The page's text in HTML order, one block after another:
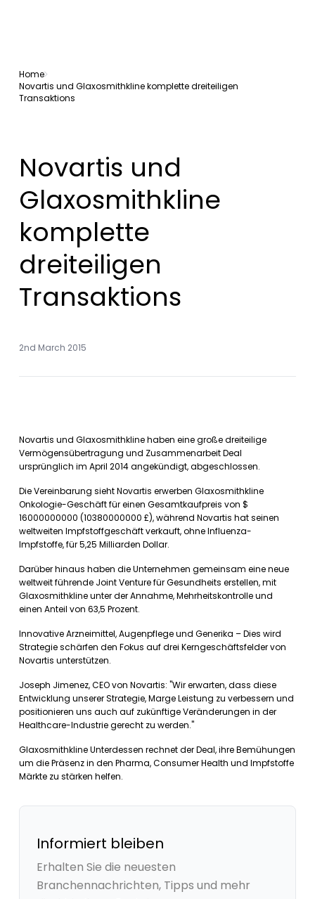
Home
Novartis und Glaxosmithkline komplette dreiteiligen
Transaktions
Novartis und
Glaxosmithkline
komplette
dreiteiligen
Transaktions
2nd March 2015
Novartis und Glaxosmithkline haben eine große dreiteilige
Vermögensübertragung und Zusammenarbeit Deal
ursprünglich im April 2014 angekündigt, abgeschlossen.
Die Vereinbarung sieht Novartis erwerben Glaxosmithkline
Onkologie-Geschäft für einen Gesamtkaufpreis von $
16000000000 (10380000000 £), während Novartis hat seinen
weltweiten Impfstoffgeschäft verkauft, ohne Influenza-
Impfstoffe, für 5,25 Milliarden Dollar.
Darüber hinaus haben die Unternehmen gemeinsam eine neue
weltweit führende Joint Venture für Gesundheits erstellen, mit
Glaxosmithkline unter der Annahme, Mehrheitskontrolle und
einen Anteil von 63,5 Prozent.
Innovative Arzneimittel, Augenpflege und Generika – Dies wird
Strategie schärfen den Fokus auf drei Kerngeschäftsfelder von
Novartis unterstützen.
Joseph Jimenez, CEO von Novartis: "Wir erwarten, dass diese
Entwicklung unserer Strategie, Marge Leistung zu verbessern und
positionieren uns auch auf zukünftige Veränderungen in der
Healthcare-Industrie gerecht zu werden."
Glaxosmithkline Unterdessen rechnet der Deal, ihre Bemühungen
um die Präsenz in den Pharma, Consumer Health und Impfstoffe
Märkte zu stärken helfen.
Informiert bleiben
Erhalten Sie die neuesten
Branchennachrichten, Tipps und mehr